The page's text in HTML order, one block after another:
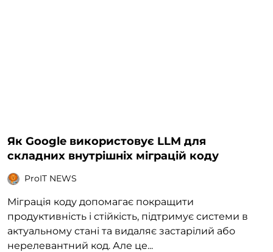
Як Google використовує LLM для
складних внутрішніх міграцій коду
ProIT NEWS
Міграція коду допомагає покращити
продуктивність і стійкість, підтримує системи в
актуальному стані та видаляє застарілий або
нерелевантний код. Але це...